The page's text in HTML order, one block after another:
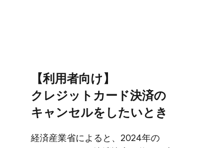
【利用者向け】
クレジットカード決済の​
キャンセルを​したい​とき
経済産業省に​よると、​2024年の​